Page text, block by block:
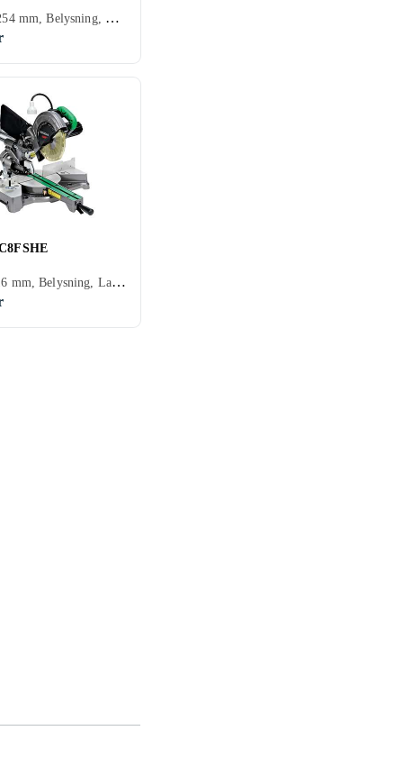
Batteri, 254 mm, Belysning, Dammuppsugning, Borstlös motor
Elnät, 216 mm, Belysning, Lampa, Dammuppsugning, Mjukstart, Laserlinje, Klyvsåg